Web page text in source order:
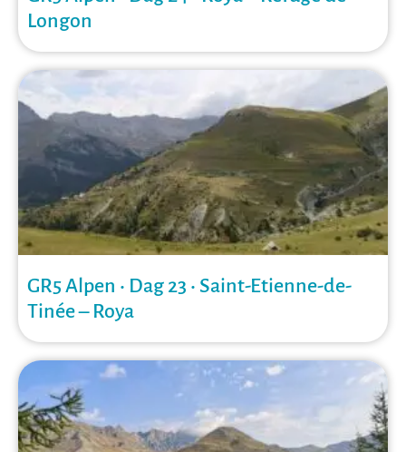
Longon
GR5 Alpen • Dag 23 • Saint-Etienne-de-
Tinée – Roya